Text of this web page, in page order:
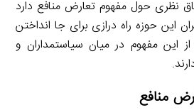
نظری حول مفهوم تعارض منافع دارد
این حوزه راه درازی برای جا انداختن
این مفهوم در میان سیاستمداران و
منافع